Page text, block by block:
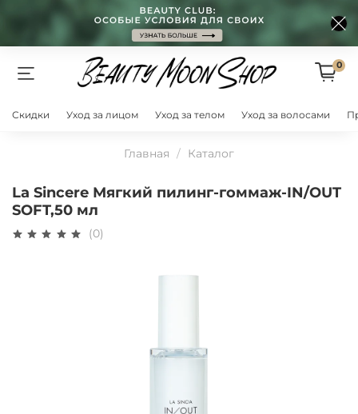
0
Скидки Уход за лицом Уход за телом Уход за волосами
Главная Каталог
La Sincere Мягкий пилинг-гоммаж-IN/OUT
SOFT,50 мл
(0)